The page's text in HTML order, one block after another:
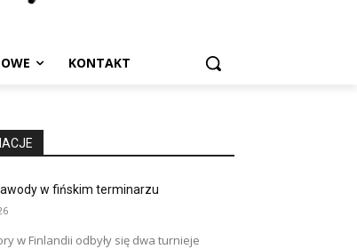
KONTAKT
w fińskim terminarzu
w Finlandii odbyły się dwa turnieje